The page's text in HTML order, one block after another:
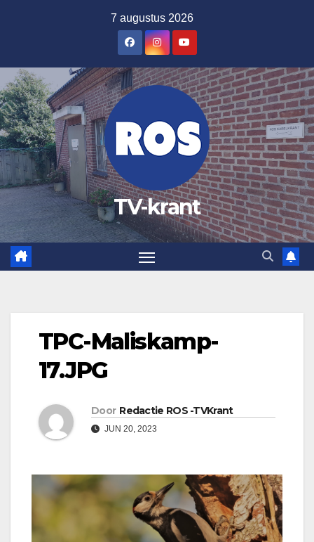
inhoud
7 augustus 2026
TV-krant
TPC-Maliskamp-
17.JPG
Door Redactie ROS -TVKrant
JUN 20, 2023